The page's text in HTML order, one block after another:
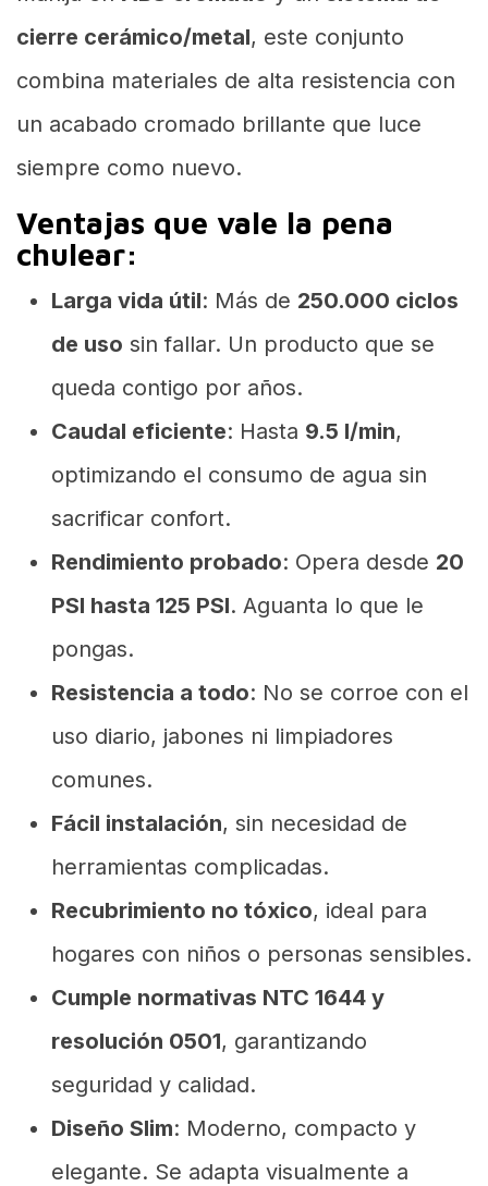
cierre cerámico/metal, este conjunto
combina materiales de alta resistencia con
un acabado cromado brillante que luce
siempre como nuevo.
Ventajas que vale la pena
chulear:
Larga vida útil: Más de 250.000 ciclos
de uso sin fallar. Un producto que se
queda contigo por años.
Caudal eficiente: Hasta 9.5 l/min,
optimizando el consumo de agua sin
sacrificar confort.
Rendimiento probado: Opera desde 20
PSI hasta 125 PSI. Aguanta lo que le
pongas.
Resistencia a todo: No se corroe con el
uso diario, jabones ni limpiadores
comunes.
Fácil instalación, sin necesidad de
herramientas complicadas.
Recubrimiento no tóxico, ideal para
hogares con niños o personas sensibles.
Cumple normativas NTC 1644 y
resolución 0501, garantizando
seguridad y calidad.
Diseño Slim: Moderno, compacto y
elegante. Se adapta visualmente a